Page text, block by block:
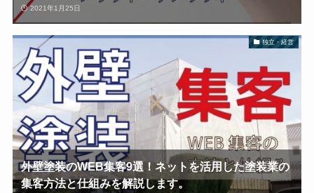
2021年1月25日
独立・経営
外壁塗装のWEB集客9選！ネットを活用した塗装業の
集客方法と仕組みを解説します。